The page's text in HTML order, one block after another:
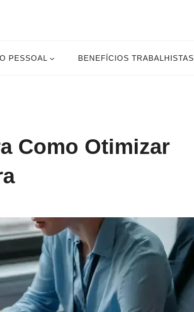
PESSOAL BENEFÍCIOS TRABALHISTAS
Como Otimizar